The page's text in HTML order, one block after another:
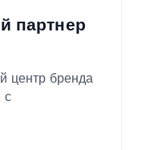
партнер
центр бренда
с